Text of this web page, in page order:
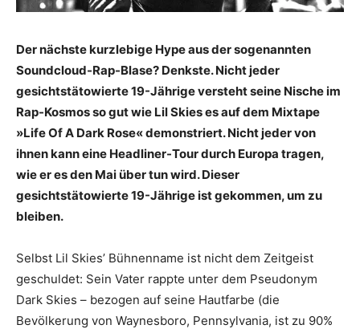
Der nächste kurzlebige Hype aus der sogenannten
Soundcloud-Rap-Blase? Denkste. Nicht jeder
gesichtstätowierte 19-Jährige versteht seine Nische im
Rap-Kosmos so gut wie Lil Skies es auf dem Mixtape
»Life Of A Dark Rose« demonstriert. Nicht jeder von
ihnen kann eine Headliner-Tour durch Europa tragen,
wie er es den Mai über tun wird. Dieser
gesichtstätowierte 19-Jährige ist gekommen, um zu
bleiben.
Selbst Lil Skies’ Bühnenname ist nicht dem Zeitgeist
geschuldet: Sein Vater rappte unter dem Pseudonym
Dark Skies – bezogen auf seine Hautfarbe (die
Bevölkerung von Waynesboro, Pennsylvania, ist zu 90%